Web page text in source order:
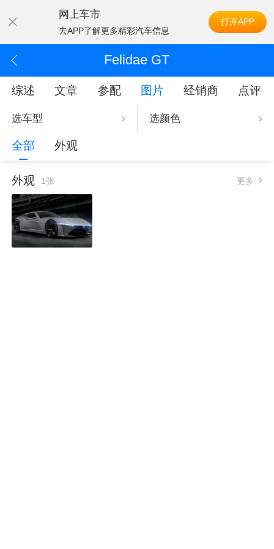
网上车市
去APP了解更多精彩汽车信息
打开APP
Felidae GT
综述 文章 参配 图片 经销商 点评
选车型 选颜色
全部 外观
外观 1张 更多